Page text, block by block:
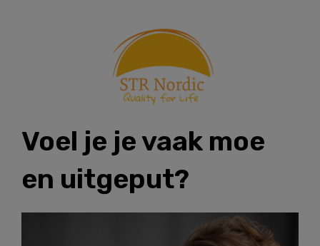
Voel je je vaak moe
en uitgeput?